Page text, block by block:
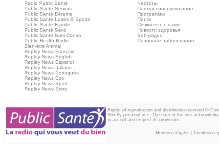
Radio Public Santé
Public Santé Seniors
Public Santé Détente
Public Santé Loisirs & Sports
Public Santé Famille
Public Santé Sexo
Public Santé Nutri-Conso
Public Health Radio
Bien-être Animal
Replay News Français
Replay News English
Replay News Espanol
Replay News Italiano
Replay News Portuguès
Replay News Eco
Replay News Sport
Replay News Story
Частоты
Повтор прослушивания
Программы
Поиск
Свяжитесь с нами
Новости здоровья
Веб‑радио
Сезонные заболевания
Rights of reproduction and distribution reserved ©
Strictly personal use. The user of the site
in accept and respect its provisions.
Mentions légales Conditions